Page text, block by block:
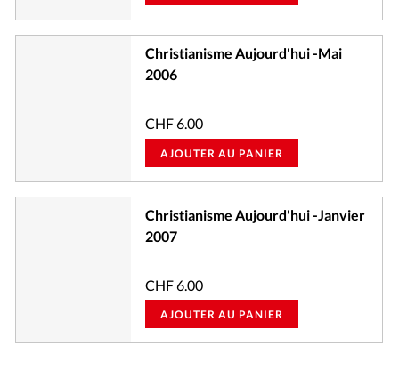
Christianisme Aujourd'hui -Mai
2006
CHF6.00
AJOUTER AU PANIER
Christianisme Aujourd'hui -Janvier
2007
CHF6.00
AJOUTER AU PANIER